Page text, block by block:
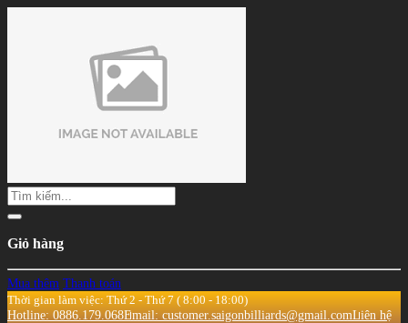
Giỏ hàng
Mua thêm Thanh toán
Thời gian làm việc: Thứ 2 - Thứ 7 ( 8:00 - 18:00)
Hotline: 0886.179.068Email: customer.saigonbilliards@gmail.comLiên hệ